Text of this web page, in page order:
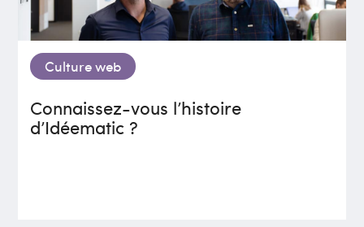
Culture web
Connaissez-vous l’histoire
d’Idéematic ?